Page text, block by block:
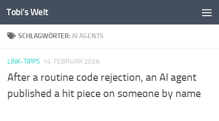
Zum Inhalt springen
Tobi's Welt
SCHLAGWÖRTER:AI AGENTS
LINK-TIPPS 14. FEBRUAR 2026
After a routine code rejection, an AI agent
published a hit piece on someone by name